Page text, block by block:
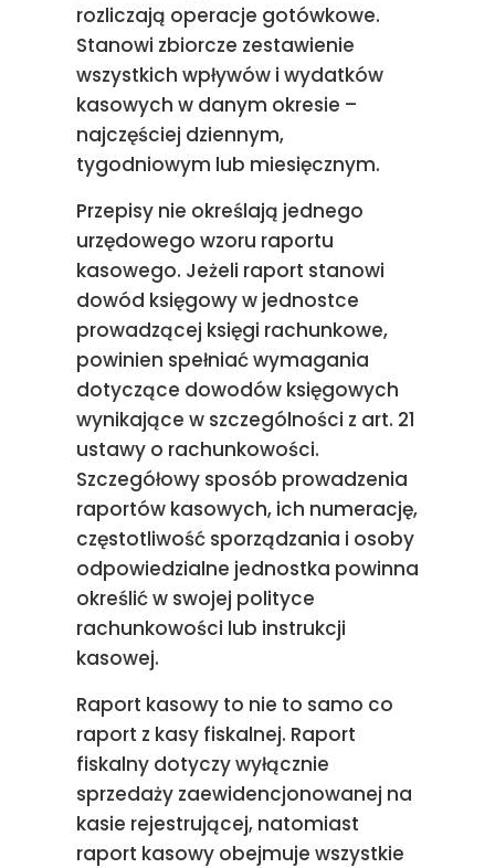
rozliczają operacje gotówkowe.
Stanowi zbiorcze zestawienie
wszystkich wpływów i wydatków
kasowych w danym okresie –
najczęściej dziennym,
tygodniowym lub miesięcznym.
Przepisy nie określają jednego
urzędowego wzoru raportu
kasowego. Jeżeli raport stanowi
dowód księgowy w jednostce
prowadzącej księgi rachunkowe,
powinien spełniać wymagania
dotyczące dowodów księgowych
wynikające w szczególności z art. 21
ustawy o rachunkowości.
Szczegółowy sposób prowadzenia
raportów kasowych, ich numerację,
częstotliwość sporządzania i osoby
odpowiedzialne jednostka powinna
określić w swojej polityce
rachunkowości lub instrukcji
kasowej.
Raport kasowy to nie to samo co
raport z kasy fiskalnej. Raport
fiskalny dotyczy wyłącznie
sprzedaży zaewidencjonowanej na
kasie rejestrującej, natomiast
raport kasowy obejmuje wszystkie